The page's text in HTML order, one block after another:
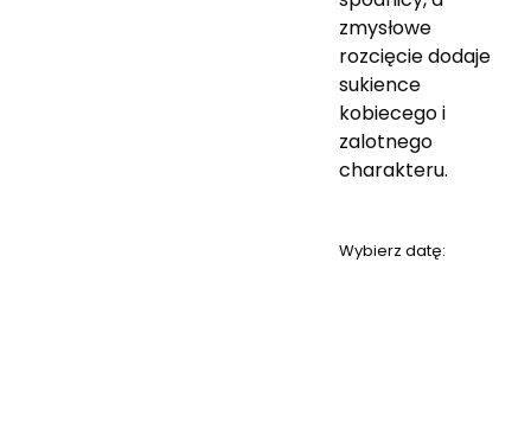
zmysłowe
rozcięcie dodaje
sukience
kobiecego i
zalotnego
charakteru.
Wybierz datę: